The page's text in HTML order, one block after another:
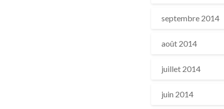
septembre 2014
août 2014
juillet 2014
juin 2014